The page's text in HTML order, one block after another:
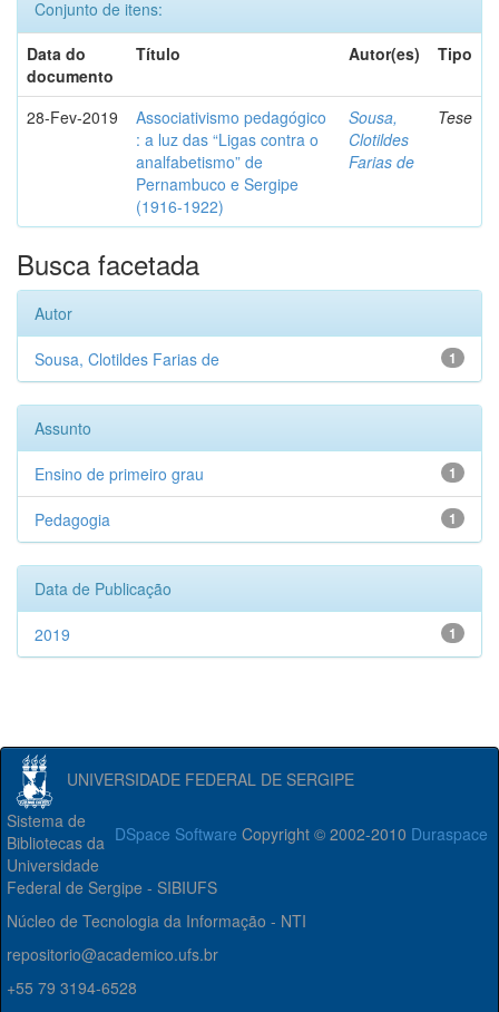
Conjunto de itens:
Data do
documento
Título Autor(es) Tipo
28-Fev-2019
Associativismo pedagógico
: a luz das “Ligas contra o
analfabetismo” de
Pernambuco e Sergipe
(1916-1922)
Sousa,
Clotildes
Farias de
Tese
Busca facetada
Autor
1
Sousa, Clotildes Farias de
Assunto
1
Ensino de primeiro grau
1
Pedagogia
Data de Publicação
1
2019
UNIVERSIDADE FEDERAL DE SERGIPE
DSpace Software Copyright © 2002-2010 Duraspace
Sistema de
Bibliotecas da
Universidade
Federal de Sergipe - SIBIUFS
Núcleo de Tecnologia da Informação - NTI
repositorio@academico.ufs.br
+55 79 3194-6528